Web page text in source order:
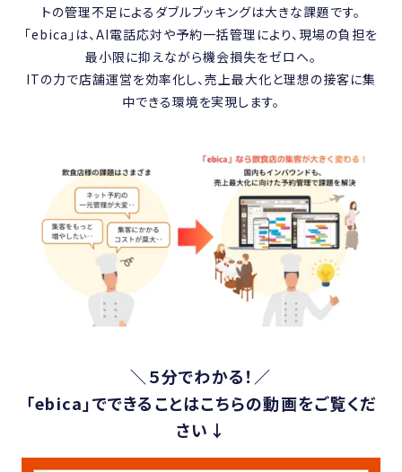
トの管理不足によるダブルブッキングは大きな課題です。
「ebica」は、AI電話応対や予約一括管理により、現場の負担を
最小限に抑えながら機会損失をゼロへ。
ITの力で店舗運営を効率化し、売上最大化と理想の接客に集
中できる環境を実現します。
＼５分でわかる！／
「ebica」でできることはこちらの動画をご覧くだ
さい↓